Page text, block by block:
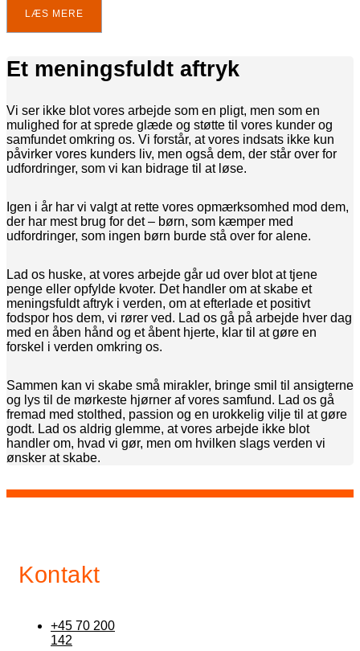
LÆS MERE
Et meningsfuldt aftryk
Vi ser ikke blot vores arbejde som en pligt, men som en
mulighed for at sprede glæde og støtte til vores kunder og
samfundet omkring os. Vi forstår, at vores indsats ikke kun
påvirker vores kunders liv, men også dem, der står over for
udfordringer, som vi kan bidrage til at løse.
Igen i år har vi valgt at rette vores opmærksomhed mod dem,
der har mest brug for det – børn, som kæmper med
udfordringer, som ingen børn burde stå over for alene.
Lad os huske, at vores arbejde går ud over blot at tjene
penge eller opfylde kvoter. Det handler om at skabe et
meningsfuldt aftryk i verden, om at efterlade et positivt
fodspor hos dem, vi rører ved. Lad os gå på arbejde hver dag
med en åben hånd og et åbent hjerte, klar til at gøre en
forskel i verden omkring os.
Sammen kan vi skabe små mirakler, bringe smil til ansigterne
og lys til de mørkeste hjørner af vores samfund. Lad os gå
fremad med stolthed, passion og en urokkelig vilje til at gøre
godt. Lad os aldrig glemme, at vores arbejde ikke blot
handler om, hvad vi gør, men om hvilken slags verden vi
ønsker at skabe.
Kontakt
+45 70 200
142